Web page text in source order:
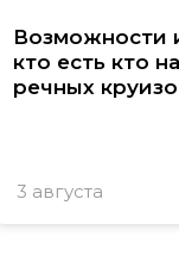
Возможности
кто есть кто
речных
3 августа